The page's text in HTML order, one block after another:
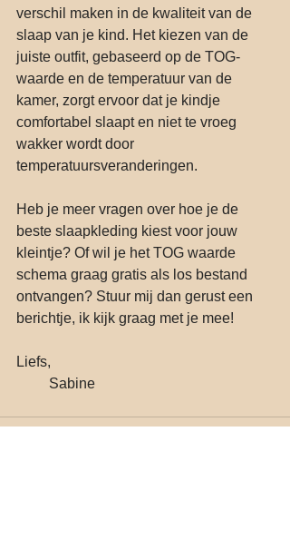
verschil maken in de kwaliteit van de
slaap van je kind. Het kiezen van de
juiste outfit, gebaseerd op de TOG-
waarde en de temperatuur van de
kamer, zorgt ervoor dat je kindje
comfortabel slaapt en niet te vroeg
wakker wordt door
temperatuursveranderingen.
Heb je meer vragen over hoe je de
beste slaapkleding kiest voor jouw
kleintje? Of wil je het TOG waarde
schema graag gratis als los bestand
ontvangen? Stuur mij dan gerust een
berichtje, ik kijk graag met je mee!
Liefs,
         Sabine